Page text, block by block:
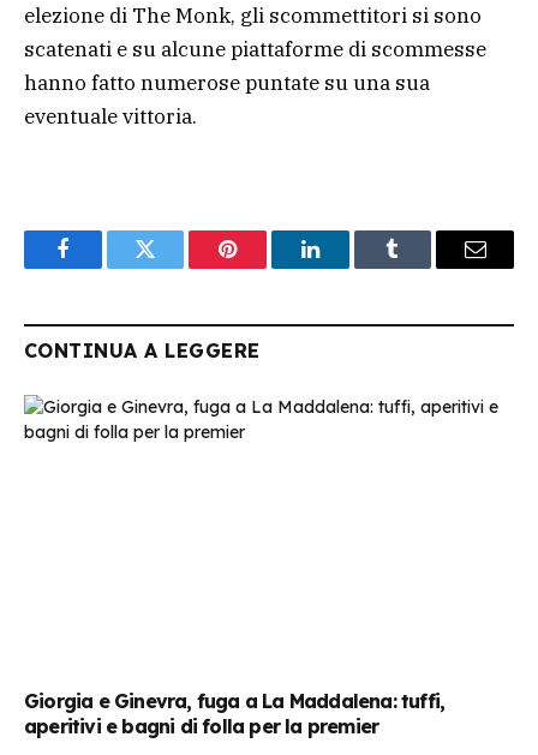
elezione di The Monk, gli scommettitori si sono
scatenati e su alcune piattaforme di scommesse
hanno fatto numerose puntate su una sua
eventuale vittoria.
FacebookTwitter Pinterest LinkedInTumblr Email
CONTINUA A LEGGERE
Giorgia e Ginevra, fuga a La Maddalena: tuffi,
aperitivi e bagni di folla per la premier